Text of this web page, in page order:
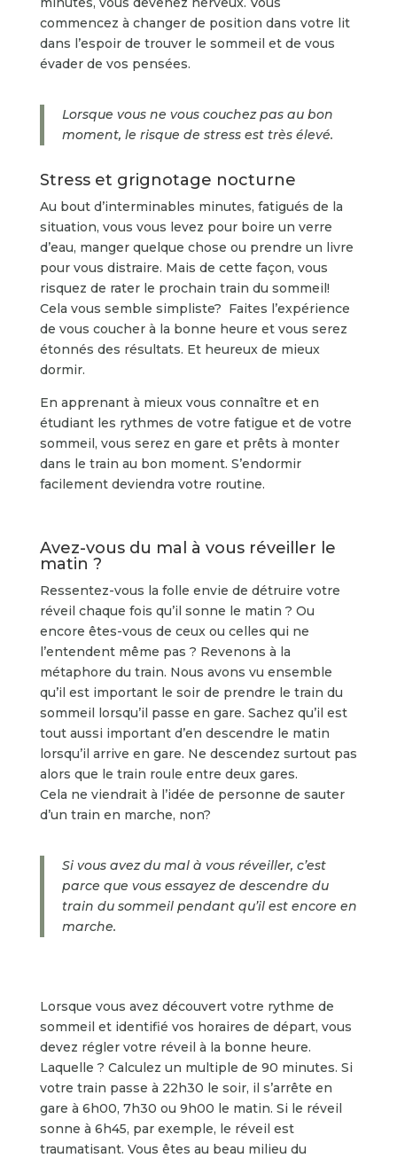
commencez à changer de position dans votre lit
dans l’espoir de trouver le sommeil et de vous
évader de vos pensées.
Lorsque vous ne vous couchez pas au bon
moment, le risque de stress est très élevé.
Stress et grignotage nocturne
Au bout d’interminables minutes, fatigués de la
situation, vous vous levez pour boire un verre
d’eau, manger quelque chose ou prendre un livre
pour vous distraire. Mais de cette façon, vous
risquez de rater le prochain train du sommeil!
Cela vous semble simpliste? Faites l’expérience
de vous coucher à la bonne heure et vous serez
étonnés des résultats. Et heureux de mieux
dormir.
En apprenant à mieux vous connaître et en
étudiant les rythmes de votre fatigue et de votre
sommeil, vous serez en gare et prêts à monter
dans le train au bon moment. S’endormir
facilement deviendra votre routine.
Avez-vous du mal à vous réveiller le
matin ?
Ressentez-vous la folle envie de détruire votre
réveil chaque fois qu’il sonne le matin ? Ou
encore êtes-vous de ceux ou celles qui ne
l’entendent même pas ? Revenons à la
métaphore du train. Nous avons vu ensemble
qu’il est important le soir de prendre le train du
sommeil lorsqu’il passe en gare. Sachez qu’il est
tout aussi important d’en descendre le matin
lorsqu’il arrive en gare. Ne descendez surtout pas
alors que le train roule entre deux gares.
Cela ne viendrait à l’idée de personne de sauter
d’un train en marche, non?
Si vous avez du mal à vous réveiller, c’est
parce que vous essayez de descendre du
train du sommeil pendant qu’il est encore en
marche.
Lorsque vous avez découvert votre rythme de
sommeil et identifié vos horaires de départ, vous
devez régler votre réveil à la bonne heure.
Laquelle ? Calculez un multiple de 90 minutes. Si
votre train passe à 22h30 le soir, il s’arrête en
gare à 6h00, 7h30 ou 9h00 le matin. Si le réveil
sonne à 6h45, par exemple, le réveil est
traumatisant. Vous êtes au beau milieu du